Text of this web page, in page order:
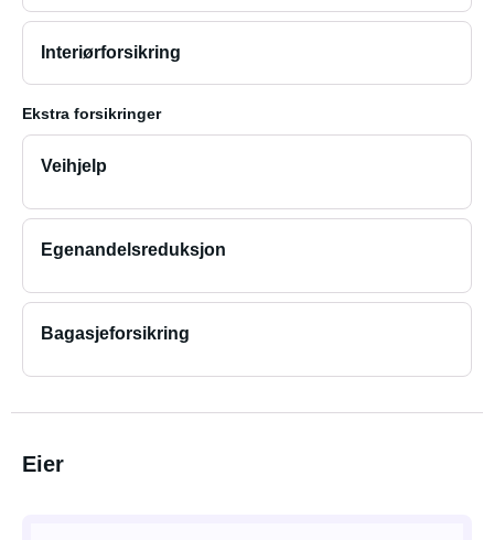
Interiørforsikring
Ekstra forsikringer
Veihjelp
Egenandelsreduksjon
Bagasjeforsikring
Eier